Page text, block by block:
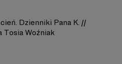
Dzienniki Pana K. //
Tosia Woźniak